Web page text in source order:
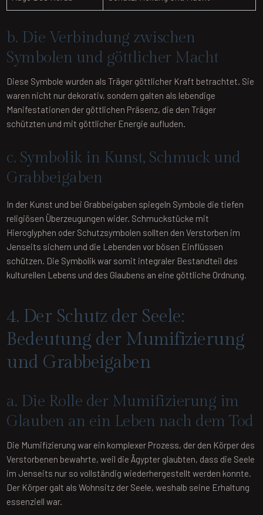
b. Die Verbindung zwischen
Symbolen und göttlicher Macht
Diese Symbole wurden als Träger göttlicher Kraft betrachtet. Sie
waren nicht nur dekorativ, sondern galten als lebendige
Manifestationen der göttlichen Präsenz, die den Träger
schützten und mit göttlicher Energie aufluden.
c. Symbolik in Kunst, Schmuck und
Grabbeigaben
In der Kunst und bei Grabbeigaben spiegeln Symbole die tiefen
religiösen Überzeugungen wider. Schmuckstücke mit
Hieroglyphen oder Schutzsymbolen sollten den Verstorben im
Jenseits sichern und die Lebenden vor bösen Einflüssen
schützen. Die Symbolik war somit integraler Bestandteil des
kulturellen Lebens und des Glaubens an eine göttliche Ordnung.
4. Der Schutz der Seele:
Bedeutung der Mumifizierung
und Grabbeigaben
a. Die Rolle der Mumifizierung im
Glauben an ein Leben nach dem Tod
Die Mumifizierung war ein komplexer Prozess, der den Körper des
Verstorbenen bewahrte, weil die Ägypter glaubten, dass die Seele
im Jenseits nur so vollständig wiederhergestellt werden konnte.
Der Körper galt als Wohnsitz der Seele, weshalb seine Erhaltung
essenziell war.